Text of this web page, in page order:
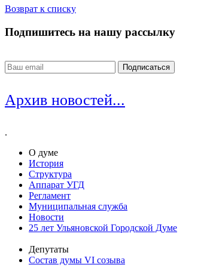
Возврат к списку
Подпишитесь на нашу рассылку
Архив новостей...
.
О думе
История
Структура
Аппарат УГД
Регламент
Муниципальная служба
Новости
25 лет Ульяновской Городской Думе
Депутаты
Состав думы VI созыва